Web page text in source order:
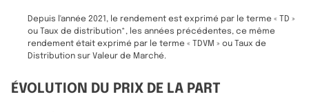
Depuis l'année 2021, le rendement est exprimé par le terme « TD »
ou Taux de distribution*, les années précédentes, ce même
rendement était exprimé par le terme « TDVM » ou Taux de
Distribution sur Valeur de Marché.
ÉVOLUTION DU PRIX DE LA PART